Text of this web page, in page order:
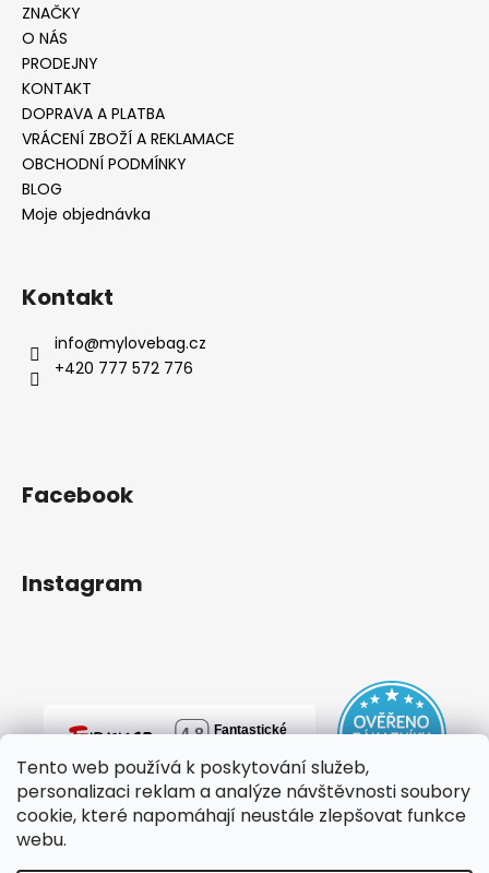
Tento web používá k poskytování služeb,
personalizaci reklam a analýze návštěvnosti soubory
cookie, které napomáhají neustále zlepšovat funkce
webu.
ZNAČKY
O NÁS
PRODEJNY
KONTAKT
DOPRAVA A PLATBA
VRÁCENÍ ZBOŽÍ A REKLAMACE
OBCHODNÍ PODMÍNKY
BLOG
Moje objednávka
Kontakt
info@mylovebag.cz
+420 777 572 776
Facebook
Instagram